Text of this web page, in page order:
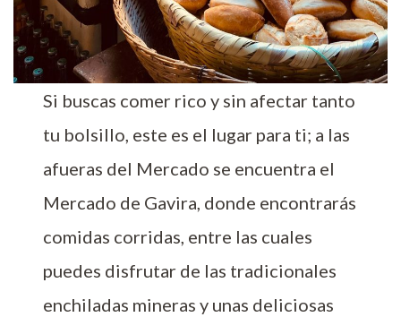
Si buscas comer rico y sin afectar tanto
tu bolsillo, este es el lugar para ti; a las
afueras del Mercado se encuentra el
Mercado de Gavira, donde encontrarás
comidas corridas, entre las cuales
puedes disfrutar de las tradicionales
enchiladas mineras y unas deliciosas